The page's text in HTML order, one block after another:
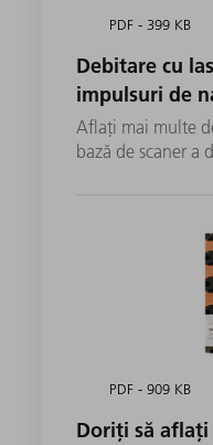
PDF - 399 KB
Debitare cu
impulsuri de
Aflați mai multe
bază de scaner a
PDF - 909 KB
Doriți să